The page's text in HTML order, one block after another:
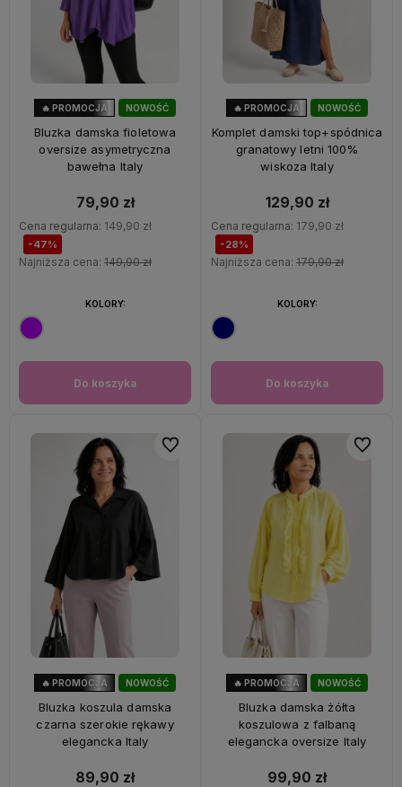
NOWOŚĆ
🔥 PROMOCJA
Bluzka damska fioletowa
oversize asymetryczna
bawełna Italy
79,90 zł
Cena regularna: 149,90 zł
-47%
Najniższa cena: 149,90 zł
Do koszyka
KOLORY:
NOWOŚĆ
🔥 PROMOCJA
Komplet damski top+spódnica
granatowy letni 100%
wiskoza Italy
129,90 zł
Cena regularna: 179,90 zł
-28%
Najniższa cena: 179,90 zł
Do koszyka
KOLORY:
NOWOŚĆ
🔥 PROMOCJA
Bluzka koszula damska
czarna szerokie rękawy
elegancka Italy
89,90 zł
Do ulubionych
NOWOŚĆ
OKAZJA
🔥 PROMOCJA
Bluzka damska żółta
koszulowa z falbaną
elegancka oversize Italy
99,90 zł
Do